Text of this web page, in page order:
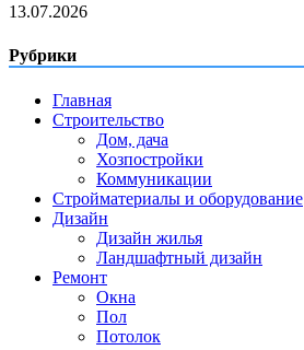
13.07.2026
Рубрики
Главная
Строительство
Дом, дача
Хозпостройки
Коммуникации
Стройматериалы и оборудование
Дизайн
Дизайн жилья
Ландшафтный дизайн
Ремонт
Окна
Пол
Потолок